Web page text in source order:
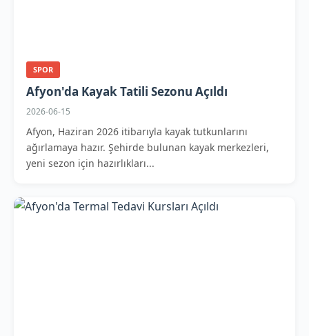
SPOR
Afyon'da Kayak Tatili Sezonu Açıldı
2026-06-15
Afyon, Haziran 2026 itibarıyla kayak tutkunlarını
ağırlamaya hazır. Şehirde bulunan kayak merkezleri,
yeni sezon için hazırlıkları...